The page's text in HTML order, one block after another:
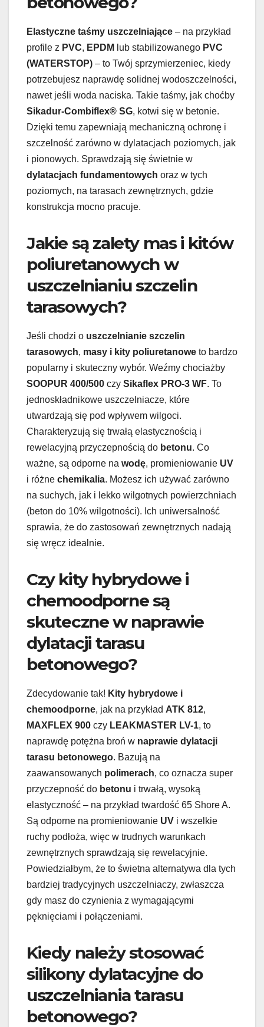
Elastyczne taśmy uszczelniające – na przykład
profile z PVC, EPDM lub stabilizowanego PVC
(WATERSTOP) – to Twój sprzymierzeniec, kiedy
potrzebujesz naprawdę solidnej wodoszczelności,
nawet jeśli woda naciska. Takie taśmy, jak choćby
Sikadur-Combiflex® SG, kotwi się w betonie.
Dzięki temu zapewniają mechaniczną ochronę i
szczelność zarówno w dylatacjach poziomych, jak
i pionowych. Sprawdzają się świetnie w
dylatacjach fundamentowych oraz w tych
poziomych, na tarasach zewnętrznych, gdzie
konstrukcja mocno pracuje.
Jakie są zalety mas i kitów
poliuretanowych w
uszczelnianiu szczelin
tarasowych?
Jeśli chodzi o uszczelnianie szczelin
tarasowych, masy i kity poliuretanowe to bardzo
popularny i skuteczny wybór. Weźmy chociażby
SOOPUR 400/500 czy Sikaflex PRO-3 WF. To
jednoskładnikowe uszczelniacze, które
utwardzają się pod wpływem wilgoci.
Charakteryzują się trwałą elastycznością i
rewelacyjną przyczepnością do betonu. Co
ważne, są odporne na wodę, promieniowanie UV
i różne chemikalia. Możesz ich używać zarówno
na suchych, jak i lekko wilgotnych powierzchniach
(beton do 10% wilgotności). Ich uniwersalność
sprawia, że do zastosowań zewnętrznych nadają
się wręcz idealnie.
Czy kity hybrydowe i
chemoodporne są
skuteczne w naprawie
dylatacji tarasu
betonowego?
Zdecydowanie tak! Kity hybrydowe i
chemoodporne, jak na przykład ATK 812,
MAXFLEX 900 czy LEAKMASTER LV-1, to
naprawdę potężna broń w naprawie dylatacji
tarasu betonowego. Bazują na
zaawansowanych polimerach, co oznacza super
przyczepność do betonu i trwałą, wysoką
elastyczność – na przykład twardość 65 Shore A.
Są odporne na promieniowanie UV i wszelkie
ruchy podłoża, więc w trudnych warunkach
zewnętrznych sprawdzają się rewelacyjnie.
Powiedziałbym, że to świetna alternatywa dla tych
bardziej tradycyjnych uszczelniaczy, zwłaszcza
gdy masz do czynienia z wymagającymi
pęknięciami i połączeniami.
Kiedy należy stosować
silikony dylatacyjne do
uszczelniania tarasu
betonowego?